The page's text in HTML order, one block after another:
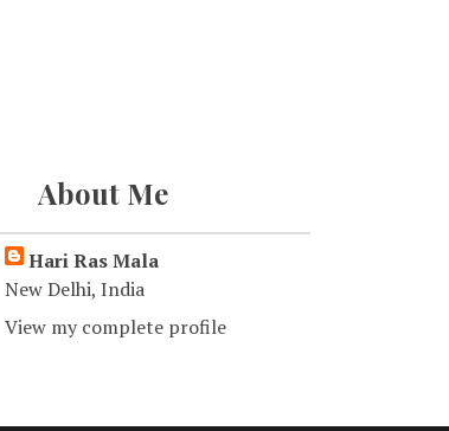
About Me
Hari Ras Mala
New Delhi, India
View my complete profile